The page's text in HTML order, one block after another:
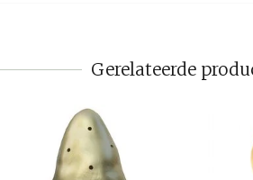
Gerelateerde